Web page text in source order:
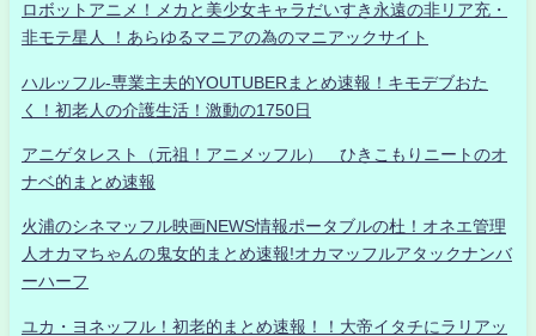
ロボットアニメ！メカと美少女キャラだいすき永遠の非リア充・
非モテ星人 ！あらゆるマニアの為のマニアックサイト
ハルッフル-専業主夫的YOUTUBERまとめ速報！キモデブおた
く！初老人の介護生活！激動の1750日
アニゲタレスト（元祖！アニメッフル） ひきこもりニートのオ
ナベ的まとめ速報
火浦のシネマッフル映画NEWS情報ポータブルの杜！オネエ管理
人オカマちゃんの鬼女的まとめ速報!オカマッフルアタックナンバ
ーハーフ
ユカ・ヨネッフル！初老的まとめ速報！！大帝イタチにラリアッ